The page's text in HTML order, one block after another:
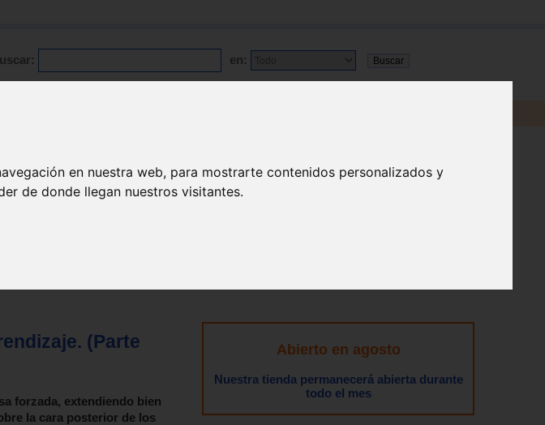
en nuestra web, para mostrarte contenidos personalizados y
de donde llegan nuestros visitantes.
en:
(Parte
forzada, extendiendo bien
la cara posterior de los
Abierto en agosto
Nuestra tienda permanecerá abierta durante
todo el mes